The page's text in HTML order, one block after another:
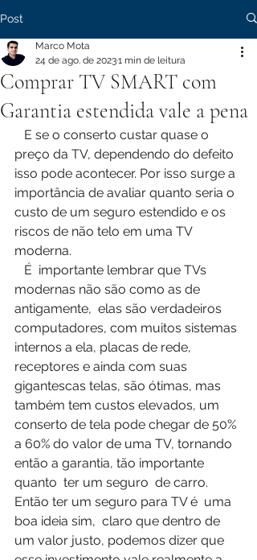
Post
Comprar TV SMART com
Garantia estendida vale a pena
Marco Mota
24 de ago. de 20231 min de leitura
preço da TV, dependendo do defeito
isso pode acontecer. Por isso surge a
importância de avaliar quanto seria o
custo de um seguro estendido e os
riscos de não telo em uma TV
moderna.
modernas não são como as de
antigamente,  elas são verdadeiros
computadores, com muitos sistemas
internos a ela, placas de rede,
receptores e ainda com suas
gigantescas telas, são ótimas, mas
também tem custos elevados, um
conserto de tela pode chegar de 50%
a 60% do valor de uma TV, tornando
então a garantia, tão importante
quanto  ter um seguro  de carro.
Então ter um seguro para TV é  uma
boa ideia sim,  claro que dentro de
um valor justo, podemos dizer que